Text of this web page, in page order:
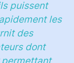
puissent
les
des
dont